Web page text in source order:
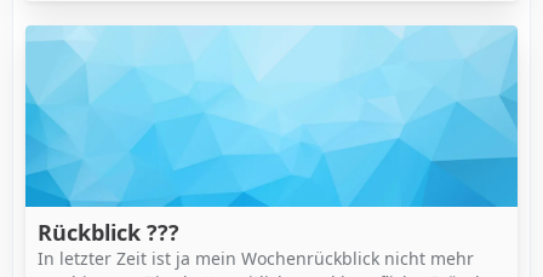
Rückblick ???
In letzter Zeit ist ja mein Wochenrückblick nicht mehr